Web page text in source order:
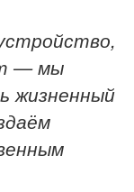
— мы
жизненный